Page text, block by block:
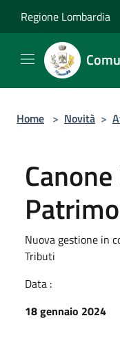
Regione Lombardia
Home > Novità >
Nuova gestione in
Tributi
Data :
18 gennaio 2024